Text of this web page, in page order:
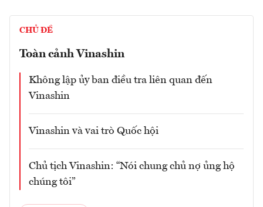
CHỦ ĐỀ
Toàn cảnh Vinashin
Không lập ủy ban điều tra liên quan đến
Vinashin
Vinashin và vai trò Quốc hội
Chủ tịch Vinashin: “Nói chung chủ nợ ủng hộ
chúng tôi”